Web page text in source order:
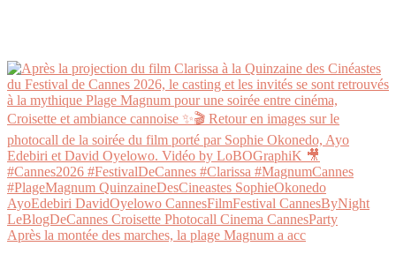
Après la montée des marches, la plage Magnum a acc